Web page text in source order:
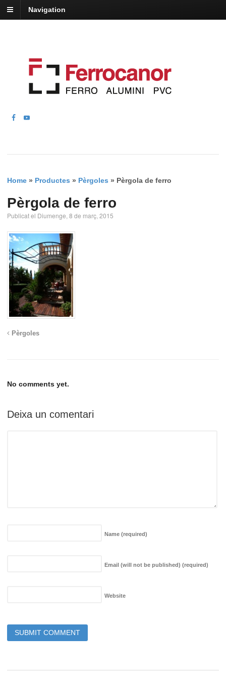
Navigation
Home » Productes » Pèrgoles » Pèrgola de ferro
Pèrgola de ferro
Publicat el Diumenge, 8 de març, 2015
Pèrgoles
No comments yet.
Deixa un comentari
Name (required)
Email (will not be published) (required)
Website